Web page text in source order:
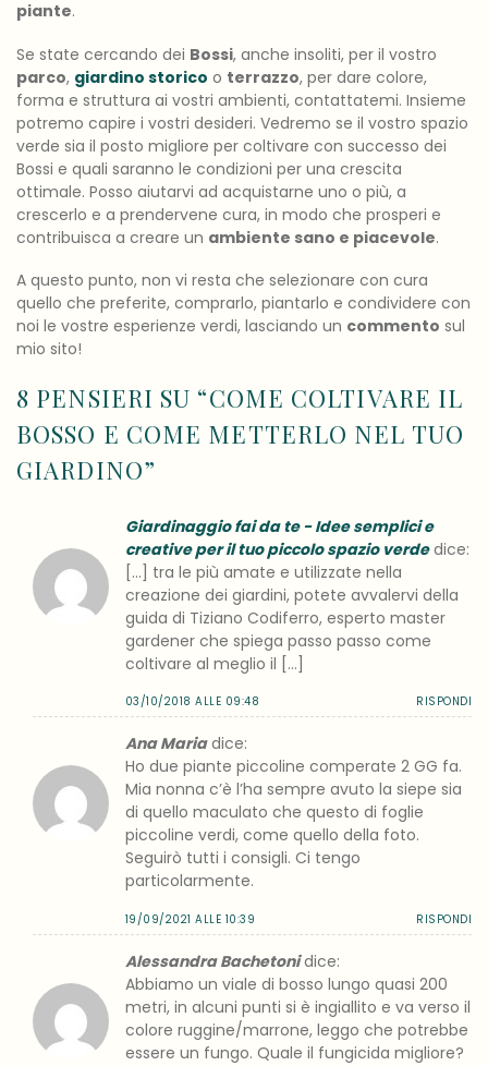
piante.
Se state cercando dei Bossi, anche insoliti, per il vostro
parco, giardino storico o terrazzo, per dare colore,
forma e struttura ai vostri ambienti, contattatemi. Insieme
potremo capire i vostri desideri. Vedremo se il vostro spazio
verde sia il posto migliore per coltivare con successo dei
Bossi e quali saranno le condizioni per una crescita
ottimale. Posso aiutarvi ad acquistarne uno o più, a
crescerlo e a prendervene cura, in modo che prosperi e
contribuisca a creare un ambiente sano e piacevole.
A questo punto, non vi resta che selezionare con cura
quello che preferite, comprarlo, piantarlo e condividere con
noi le vostre esperienze verdi, lasciando un commento sul
mio sito!
8 PENSIERI SU “COME COLTIVARE IL
BOSSO E COME METTERLO NEL TUO
GIARDINO”
Giardinaggio fai da te - Idee semplici e
creative per il tuo piccolo spazio verde dice:
[…] tra le più amate e utilizzate nella
creazione dei giardini, potete avvalervi della
guida di Tiziano Codiferro, esperto master
gardener che spiega passo passo come
coltivare al meglio il […]
03/10/2018 ALLE 09:48 RISPONDI
Ana Maria dice:
Ho due piante piccoline comperate 2 GG fa.
Mia nonna c’è l’ha sempre avuto la siepe sia
di quello maculato che questo di foglie
piccoline verdi, come quello della foto.
Seguirò tutti i consigli. Ci tengo
particolarmente.
19/09/2021 ALLE 10:39 RISPONDI
Alessandra Bachetoni dice:
Abbiamo un viale di bosso lungo quasi 200
metri, in alcuni punti si è ingiallito e va verso il
colore ruggine/marrone, leggo che potrebbe
essere un fungo. Quale il fungicida migliore?